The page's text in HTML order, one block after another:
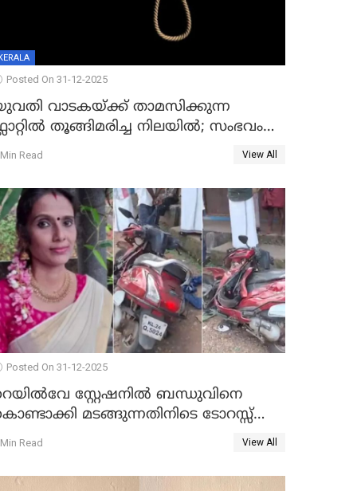
KERALA
Posted On 31-12-2025
വാടകയ്ക്ക് താമസിക്കുന്ന
തൂങ്ങിമരിച്ച നിലയില്‍; സംഭവം
Read View All
Posted On 31-12-2025
സ്റ്റേഷനിൽ ബന്ധുവിനെ
മടങ്ങുന്നതിനിടെ ടോറസ്സ്
സ്കൂട്ടറിൽ ഇടിച്ചു : യുവതിക്ക്
Read View All